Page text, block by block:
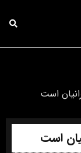
است
است